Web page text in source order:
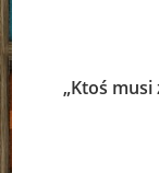
„Ktoś musi